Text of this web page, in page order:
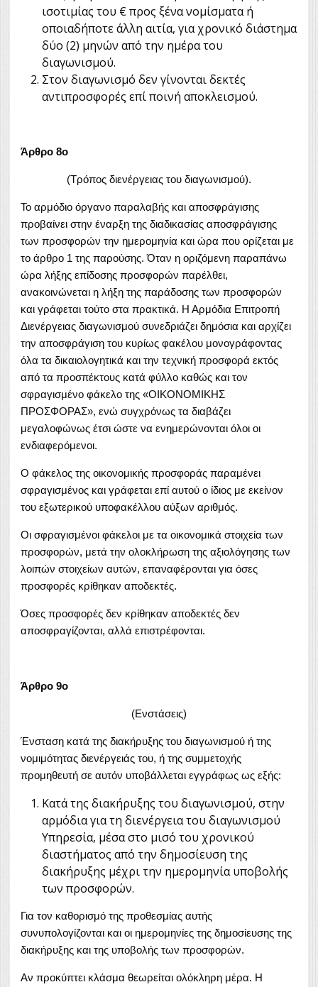
ισοτιμίας του € προς ξένα νομίσματα ή
οποιαδήποτε άλλη αιτία, για χρονικό διάστημα
δύο (2) μηνών από την ημέρα του
διαγωνισμού.
Στον διαγωνισμό δεν γίνονται δεκτές
αντιπροσφορές επί ποινή αποκλεισμού.
Άρθρο 8ο
(Τρόπος διενέργειας του διαγωνισμού).
Το αρμόδιο όργανο παραλαβής και αποσφράγισης
προβαίνει στην έναρξη της διαδικασίας αποσφράγισης
των προσφορών την ημερομηνία και ώρα που ορίζεται με
το άρθρο 1 της παρούσης. Όταν η οριζόμενη παραπάνω
ώρα λήξης επίδοσης προσφορών παρέλθει,
ανακοινώνεται η λήξη της παράδοσης των προσφορών
και γράφεται τούτο στα πρακτικά. Η Αρμόδια Επιτροπή
Διενέργειας διαγωνισμού συνεδριάζει δημόσια και αρχίζει
την αποσφράγιση του κυρίως φακέλου μονογράφοντας
όλα τα δικαιολογητικά και την τεχνική προσφορά εκτός
από τα προσπέκτους κατά φύλλο καθώς και τον
σφραγισμένο φάκελο της «ΟΙΚΟΝΟΜΙΚΗΣ
ΠΡΟΣΦΟΡΑΣ», ενώ συγχρόνως τα διαβάζει
μεγαλοφώνως έτσι ώστε να ενημερώνονται όλοι οι
ενδιαφερόμενοι.
Ο φάκελος της οικονομικής προσφοράς παραμένει
σφραγισμένος και γράφεται επί αυτού ο ίδιος με εκείνον
του εξωτερικού υποφακέλλου αύξων αριθμός.
Οι σφραγισμένοι φάκελοι με τα οικονομικά στοιχεία των
προσφορών, μετά την ολοκλήρωση της αξιολόγησης των
λοιπών στοιχείων αυτών, επαναφέρονται για όσες
προσφορές κρίθηκαν αποδεκτές.
Όσες προσφορές δεν κρίθηκαν αποδεκτές δεν
αποσφραγίζονται, αλλά επιστρέφονται.
Άρθρο 9ο
(Ενστάσεις)
Ένσταση κατά της διακήρυξης του διαγωνισμού ή της
νομιμότητας διενέργειάς του, ή της συμμετοχής
προμηθευτή σε αυτόν υποβάλλεται εγγράφως ως εξής:
Κατά της διακήρυξης του διαγωνισμού, στην
αρμόδια για τη διενέργεια του διαγωνισμού
Υπηρεσία, μέσα στο μισό του χρονικού
διαστήματος από την δημοσίευση της
διακήρυξης μέχρι την ημερομηνία υποβολής
των προσφορών.
Για τον καθορισμό της προθεσμίας αυτής
συνυπολογίζονται και οι ημερομηνίες της δημοσίευσης της
διακήρυξης και της υποβολής των προσφορών.
Αν προκύπτει κλάσμα θεωρείται ολόκληρη μέρα. Η